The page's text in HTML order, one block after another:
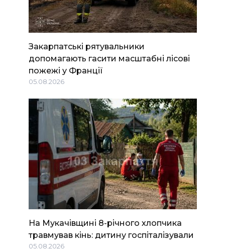
Закарпатські рятувальники
допомагають гасити масштабні лісові
пожежі у Франції
05.08.2026
На Мукачівщині 8-річного хлопчика
травмував кінь: дитину госпіталізували
05.08.2026